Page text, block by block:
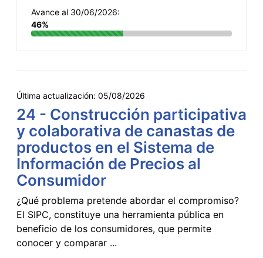
Avance al 30/06/2026:
46%
Última actualización: 05/08/2026
24 - Construcción participativa
y colaborativa de canastas de
productos en el Sistema de
Información de Precios al
Consumidor
¿Qué problema pretende abordar el compromiso?
El SIPC, constituye una herramienta pública en
beneficio de los consumidores, que permite
conocer y comparar ...